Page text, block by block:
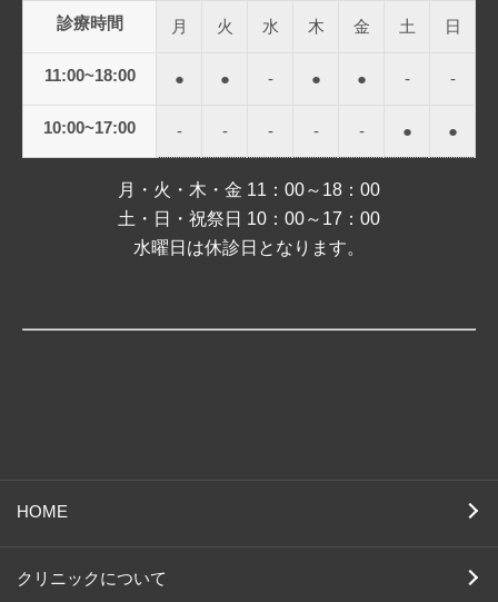
診療時間 月 火 水 木 金 土 日
11:00~18:00 ● ● - ● ● - -
10:00~17:00 - - - - - ● ●
月・火・木・金 11：00～18：00
土・日・祝祭日 10：00～17：00
水曜日は休診日となります。
HOME
クリニックについて